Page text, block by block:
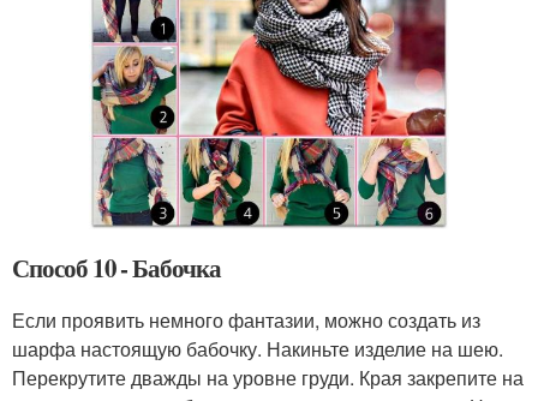
Способ 10 - Бабочка
Если проявить немного фантазии, можно создать из
шарфа настоящую бабочку. Накиньте изделие на шею.
Перекрутите дважды на уровне груди. Края закрепите на